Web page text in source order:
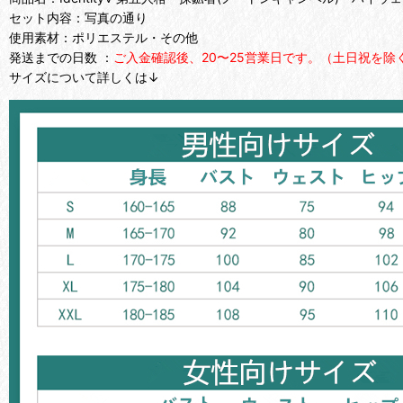
セット内容：写真の通り
使用素材：ポリエステル・その他
発送までの日数 ： ご入金確認後、20〜25営業日です。（土日祝を除
サイズについて詳しくは↓